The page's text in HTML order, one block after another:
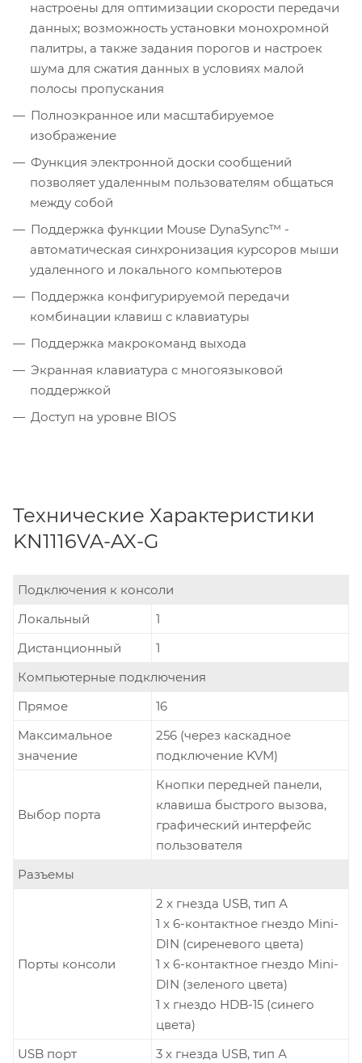
настроены для оптимизации скорости передачи
данных; возможность установки монохромной
палитры, а также задания порогов и настроек
шума для сжатия данных в условиях малой
полосы пропускания
Полноэкранное или масштабируемое
изображение
Функция электронной доски сообщений
позволяет удаленным пользователям общаться
между собой
Поддержка функции Mouse DynaSync™ -
автоматическая синхронизация курсоров мыши
удаленного и локального компьютеров
Поддержка конфигурируемой передачи
комбинации клавиш с клавиатуры
Поддержка макрокоманд выхода
Экранная клавиатура с многоязыковой
поддержкой
Доступ на уровне BIOS
Технические Характеристики
KN1116VA-AX-G
Подключения к консоли
Локальный
1
Дистанционный
1
Компьютерные подключения
Прямое
16
Максимальное
значение
256 (через каскадное
подключение KVM)
Выбор порта
Кнопки передней панели,
клавиша быстрого вызова,
графический интерфейс
пользователя
Разъемы
Порты консоли
2 x гнезда USB, тип А
1 x 6-контактное гнездо Mini-
DIN (сиреневого цвета)
1 x 6-контактное гнездо Mini-
DIN (зеленого цвета)
1 x гнездо HDB-15 (синего
цвета)
USB порт
3 x гнезда USB, тип А